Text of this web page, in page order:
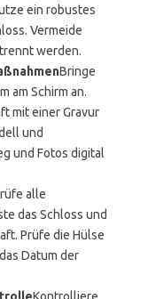
ein robustes
Vermeide
werden.
Bringe
am Schirm an.
mit einer Gravur
und
und Fotos digital
alle
das Schloss und
Prüfe die Hülse
Datum der